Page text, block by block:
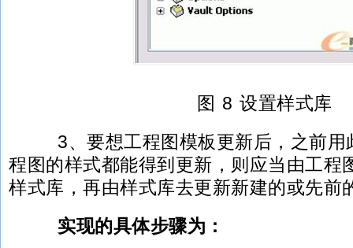
图 8 设置样式库
3、要想工程图模板更新后，之前用
程图的样式都能得到更新，则应当由工程
样式库，再由样式库去更新新建的或先前
实现的具体步骤为：